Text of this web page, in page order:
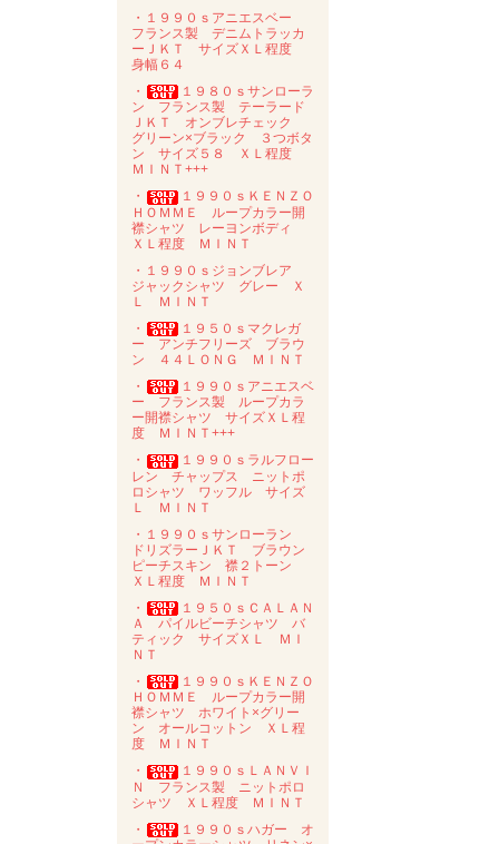
・１９９０ｓアニエスベー
フランス製 デニムトラッカ
ーＪＫＴ サイズＸＬ程度
身幅６４
・
１９８０ｓサンローラ
ン フランス製 テーラード
ＪＫＴ オンブレチェック
グリーン×ブラック ３つボタ
ン サイズ５８ ＸＬ程度
ＭＩＮＴ+++
・
１９９０ｓＫＥＮＺＯ
ＨＯＭＭＥ ループカラー開
襟シャツ レーヨンボディ
ＸＬ程度 ＭＩＮＴ
・１９９０ｓジョンブレア
ジャックシャツ グレー Ｘ
Ｌ ＭＩＮＴ
・
１９５０ｓマクレガ
ー アンチフリーズ ブラウ
ン ４４ＬＯＮＧ ＭＩＮＴ
・
１９９０ｓアニエスベ
ー フランス製 ループカラ
ー開襟シャツ サイズＸＬ程
度 ＭＩＮＴ+++
・
１９９０ｓラルフロー
レン チャップス ニットポ
ロシャツ ワッフル サイズ
Ｌ ＭＩＮＴ
・１９９０ｓサンローラン
ドリズラーＪＫＴ ブラウン
ピーチスキン 襟２トーン
ＸＬ程度 ＭＩＮＴ
・
１９５０ｓＣＡＬＡＮ
Ａ パイルビーチシャツ バ
ティック サイズＸＬ ＭＩ
ＮＴ
・
１９９０ｓＫＥＮＺＯ
ＨＯＭＭＥ ループカラー開
襟シャツ ホワイト×グリー
ン オールコットン ＸＬ程
度 ＭＩＮＴ
・
１９９０ｓＬＡＮＶＩ
Ｎ フランス製 ニットポロ
シャツ ＸＬ程度 ＭＩＮＴ
・
１９９０ｓハガー オ